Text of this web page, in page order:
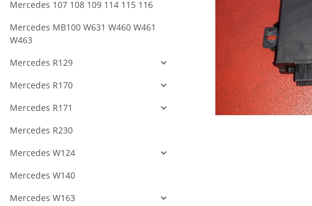
Mercedes 107 108 109 114 115 116
Mercedes MB100 W631 W460 W461
W463
Mercedes R129
Mercedes R170
Mercedes R171
Mercedes R230
Mercedes W124
Mercedes W140
Mercedes W163